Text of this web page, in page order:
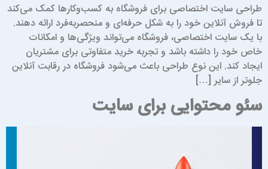
طراحی سایت اختصاصی برای فروشگاه به کسب‌وکارها کمک می‌کند
تا فروش آنلاین خود را به شکل حرفه‌ای و منحصربه‌فرد ارائه دهند.
با یک سایت اختصاصی، فروشگاه می‌تواند ویژگی‌ها و امکانات
خاص خود را داشته باشد و تجربه خرید متفاوتی برای مشتریان
ایجاد کند. این نوع طراحی باعث می‌شود فروشگاه در رقابت آنلاین
جلوتر از سایر […]
سئو محتوایی برای سایت